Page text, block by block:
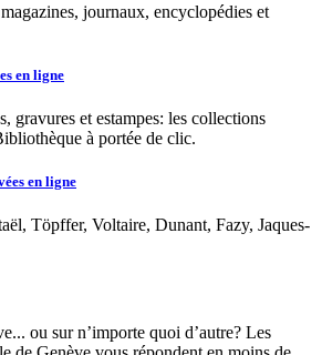
journaux, encyclopédies et
en ligne
gravures et estampes: les collections
à portée de clic.
en ligne
Töpffer, Voltaire, Dunant, Fazy, Jaques-
ou sur n’importe quoi d’autre? Les